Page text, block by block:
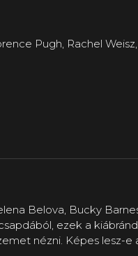
Pugh, Rachel
Belova, Bucky
ezek a
nézni. Képes lesz-e